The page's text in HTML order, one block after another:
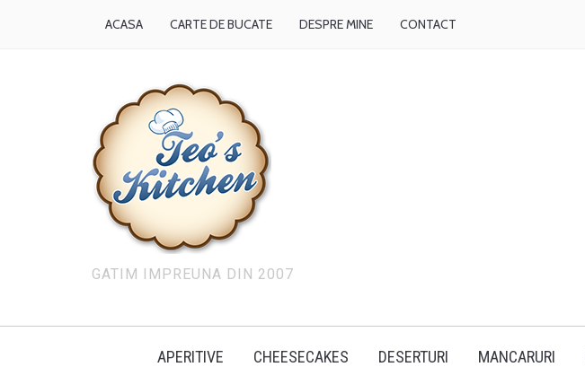
ACASA CARTE DE BUCATE DESPRE MINE CONTACT
GATIM IMPREUNA DIN 2007
APERITIVE CHEESECAKES DESERTURI MANCARURI